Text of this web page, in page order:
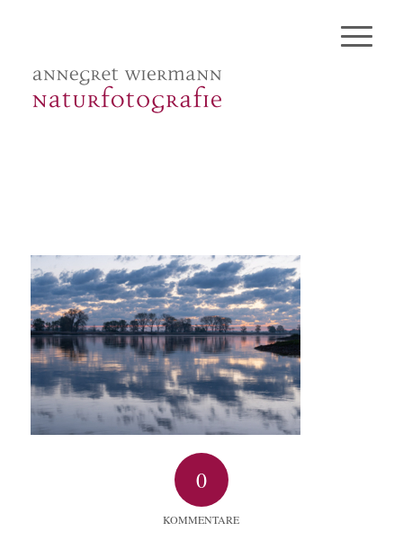
0
KOMMENTARE